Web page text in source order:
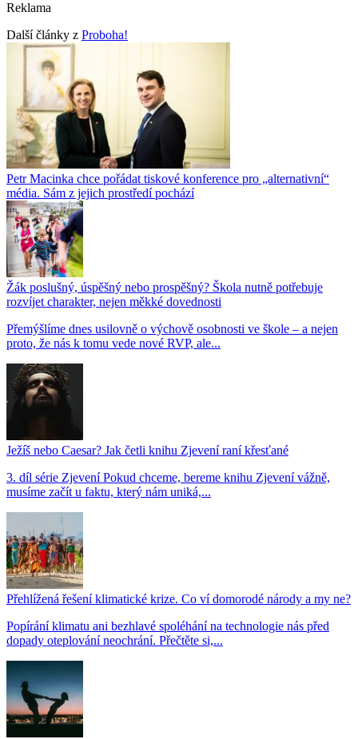
Reklama
Další články z Proboha!
Petr Macinka chce pořádat tiskové konference pro „alternativní“
média. Sám z jejich prostředí pochází
Žák poslušný, úspěšný nebo prospěšný? Škola nutně potřebuje
rozvíjet charakter, nejen měkké dovednosti
Přemýšlíme dnes usilovně o výchově osobnosti ve škole – a nejen
proto, že nás k tomu vede nové RVP, ale...
Ježíš nebo Caesar? Jak četli knihu Zjevení raní křesťané
3. díl série Zjevení Pokud chceme, bereme knihu Zjevení vážně,
musíme začít u faktu, který nám uniká,...
Přehlížená řešení klimatické krize. Co ví domorodé národy a my ne?
Popírání klimatu ani bezhlavé spoléhání na technologie nás před
dopady oteplování neochrání. Přečtěte si,...